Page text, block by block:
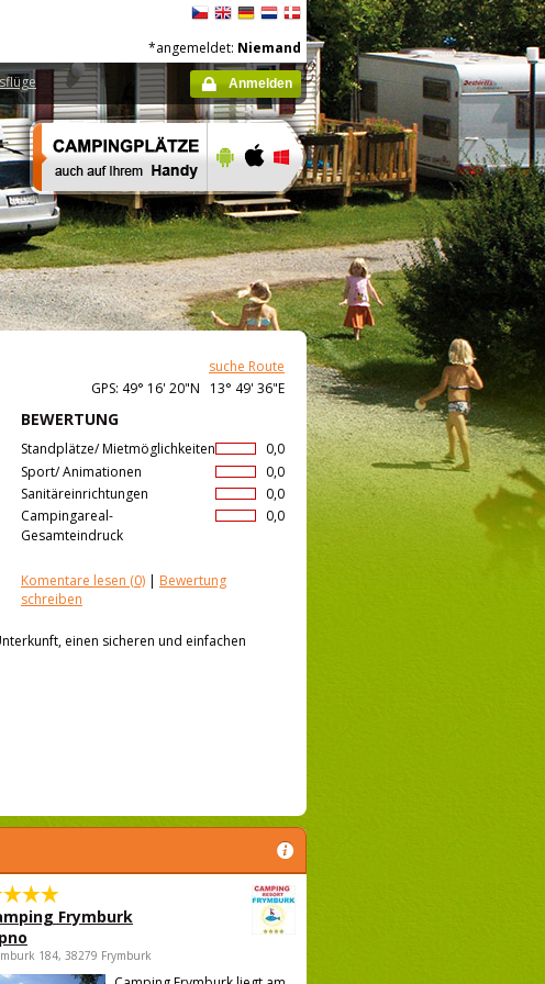
*angemeldet: Niemand
Anmelden
suche Route
GPS: 49° 16' 20"N 13° 49' 36"E
BEWERTUNG
0,0
Standplätze/ Mietmöglichkeiten
0,0
Sport/ Animationen
0,0
Sanitäreinrichtungen
0,0
Campingareal-
Gesamteindruck
Komentare lesen (0) | Bewertung
schreiben
einen sicheren und einfachen
Frymburk
184, 38279 Frymburk